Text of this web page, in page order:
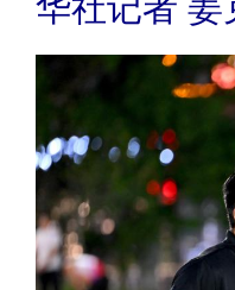
华社记者 姜